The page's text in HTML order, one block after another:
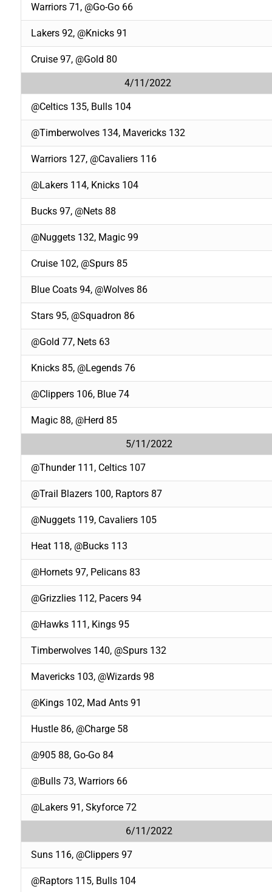
Warriors 71, @Go-Go 66
Lakers 92, @Knicks 91
Cruise 97, @Gold 80
4/11/2022
@Celtics 135, Bulls 104
@Timberwolves 134, Mavericks 132
Warriors 127, @Cavaliers 116
@Lakers 114, Knicks 104
Bucks 97, @Nets 88
@Nuggets 132, Magic 99
Cruise 102, @Spurs 85
Blue Coats 94, @Wolves 86
Stars 95, @Squadron 86
@Gold 77, Nets 63
Knicks 85, @Legends 76
@Clippers 106, Blue 74
Magic 88, @Herd 85
5/11/2022
@Thunder 111, Celtics 107
@Trail Blazers 100, Raptors 87
@Nuggets 119, Cavaliers 105
Heat 118, @Bucks 113
@Hornets 97, Pelicans 83
@Grizzlies 112, Pacers 94
@Hawks 111, Kings 95
Timberwolves 140, @Spurs 132
Mavericks 103, @Wizards 98
@Kings 102, Mad Ants 91
Hustle 86, @Charge 58
@905 88, Go-Go 84
@Bulls 73, Warriors 66
@Lakers 91, Skyforce 72
6/11/2022
Suns 116, @Clippers 97
@Raptors 115, Bulls 104